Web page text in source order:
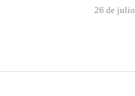
26 de julio